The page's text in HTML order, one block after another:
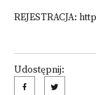
REJESTRACJA:
Udostępnij: